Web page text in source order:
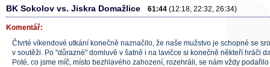
BK Sokolov vs. Jiskra Domažlice 61:44 (12:18, 22:32, 26:34)
Komentář:
Čtvrté víkendové utkání konečně naznačilo, že naše mužstvo je schopné se
v soutěži. Po "důrazné" domluvě v šatně i na lavičce si konečně někteří hráči
Poté, co jsme míč, místo bezhlavého zahození, rozehráli, se nám vždy